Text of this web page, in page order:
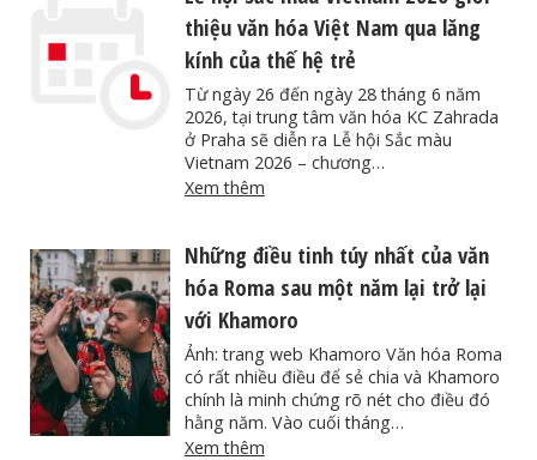
thiệu văn hóa Việt Nam qua lăng
kính của thế hệ trẻ
Từ ngày 26 đến ngày 28 tháng 6 năm
2026, tại trung tâm văn hóa KC Zahrada
ở Praha sẽ diễn ra Lễ hội Sắc màu
Vietnam 2026 – chương…
Xem thêm
Những điều tinh túy nhất của văn
hóa Roma sau một năm lại trở lại
với Khamoro
Ảnh: trang web Khamoro Văn hóa Roma
có rất nhiều điều để sẻ chia và Khamoro
chính là minh chứng rõ nét cho điều đó
hằng năm. Vào cuối tháng…
Xem thêm